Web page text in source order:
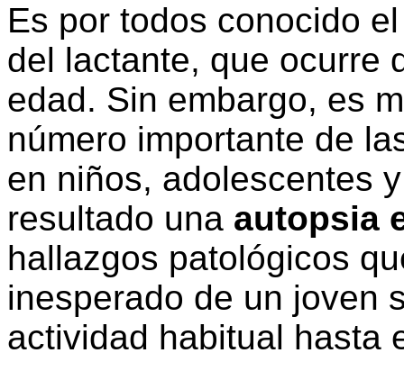
Es por todos conocido
del lactante, que ocurre
edad. Sin embargo, es
número importante de
en niños, adolescentes
resultado una autopsia
hallazgos patológicos
inesperado de un joven
actividad habitual hasta